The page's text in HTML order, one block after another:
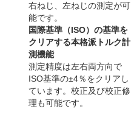
右ねじ、左ねじの測定が可
能です。
国際基準（ISO）の基準を
クリアする本格派トルク計
測機能
測定精度は左右両方向で
ISO基準の±4％をクリアし
ています。校正及び校正修
理も可能です。